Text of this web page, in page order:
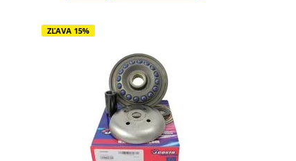
ZĽAVA 15%